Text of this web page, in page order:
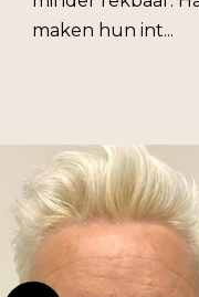
maken hun int...